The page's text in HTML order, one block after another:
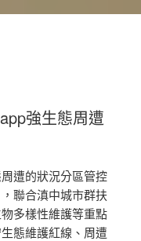
強生態周遭
遭的狀況分區管控
聯合滇中城市群扶
多樣性維護等重點
態維護紅線、周遭